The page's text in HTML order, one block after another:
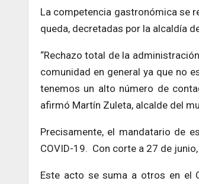
La competencia gastronómica se
queda, decretadas por la alcaldía
“Rechazo total de la
comunidad en general ya que no
tenemos un alto número de
afirmó Martín Zuleta, alcalde del
Precisamente, el mandatario de
COVID-19. Con corte a 27 de
Este acto se suma a otros en el